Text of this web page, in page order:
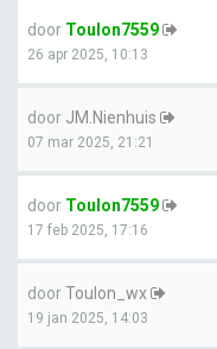
door Toulon7559
26 apr 2025, 10:13
door JM.Nienhuis
07 mar 2025, 21:21
door Toulon7559
17 feb 2025, 17:16
doorToulon_wx
19 jan 2025, 14:03